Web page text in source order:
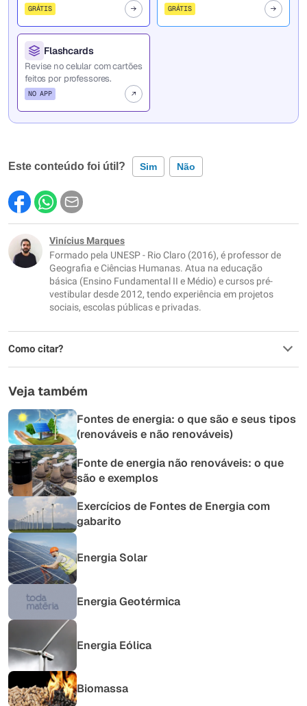
GRÁTIS GRÁTIS
Flashcards
Revise no celular com cartões
feitos por professores.
NO APP
Este conteúdo foi útil? Sim Não
Este conteúdo contém informação incorreta
Este conteúdo não tem a informação que procuro
Outro
Vinícius Marques
Formado pela UNESP - Rio Claro (2016), é professor de
Geografia e Ciências Humanas. Atua na educação
básica (Ensino Fundamental II e Médio) e cursos pré-
vestibular desde 2012, tendo experiência em projetos
sociais, escolas públicas e privadas.
Como citar?
Veja também
Fontes de energia: o que são e seus tipos
(renováveis e não renováveis)
Fonte de energia não renováveis: o que
são e exemplos
Exercícios de Fontes de Energia com
gabarito
Energia Solar
Energia Geotérmica
Energia Eólica
Biomassa